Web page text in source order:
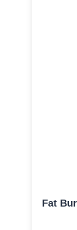
Fat